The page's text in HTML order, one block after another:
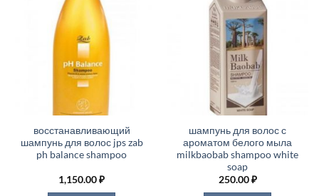
восстанавливающий
шампунь для волос jps zab
ph balance shampoo
1,150.00₽
шампунь для волос с
ароматом белого мыла
milkbaobab shampoo white
soap
250.00₽